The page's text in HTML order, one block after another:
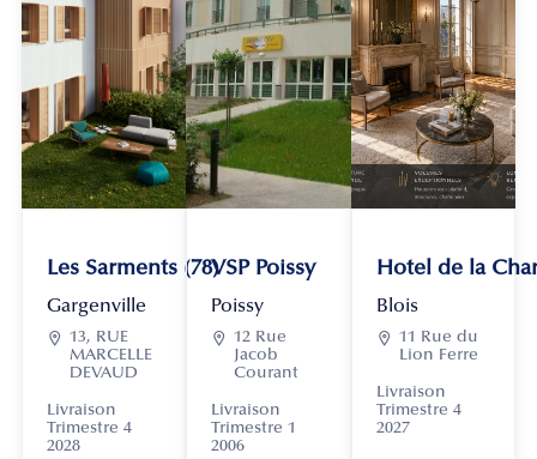
Les Sarments (78)
Gargenville
 13, RUE
MARCELLE
DEVAUD
Livraison
Trimestre 4
2028
VSP Poissy
Poissy
 12 Rue
Jacob
Courant
Livraison
Trimestre 1
2006
Hotel de la
Blois
 11 Rue du
Lion Ferre
Livraison
Trimestre 4
2027